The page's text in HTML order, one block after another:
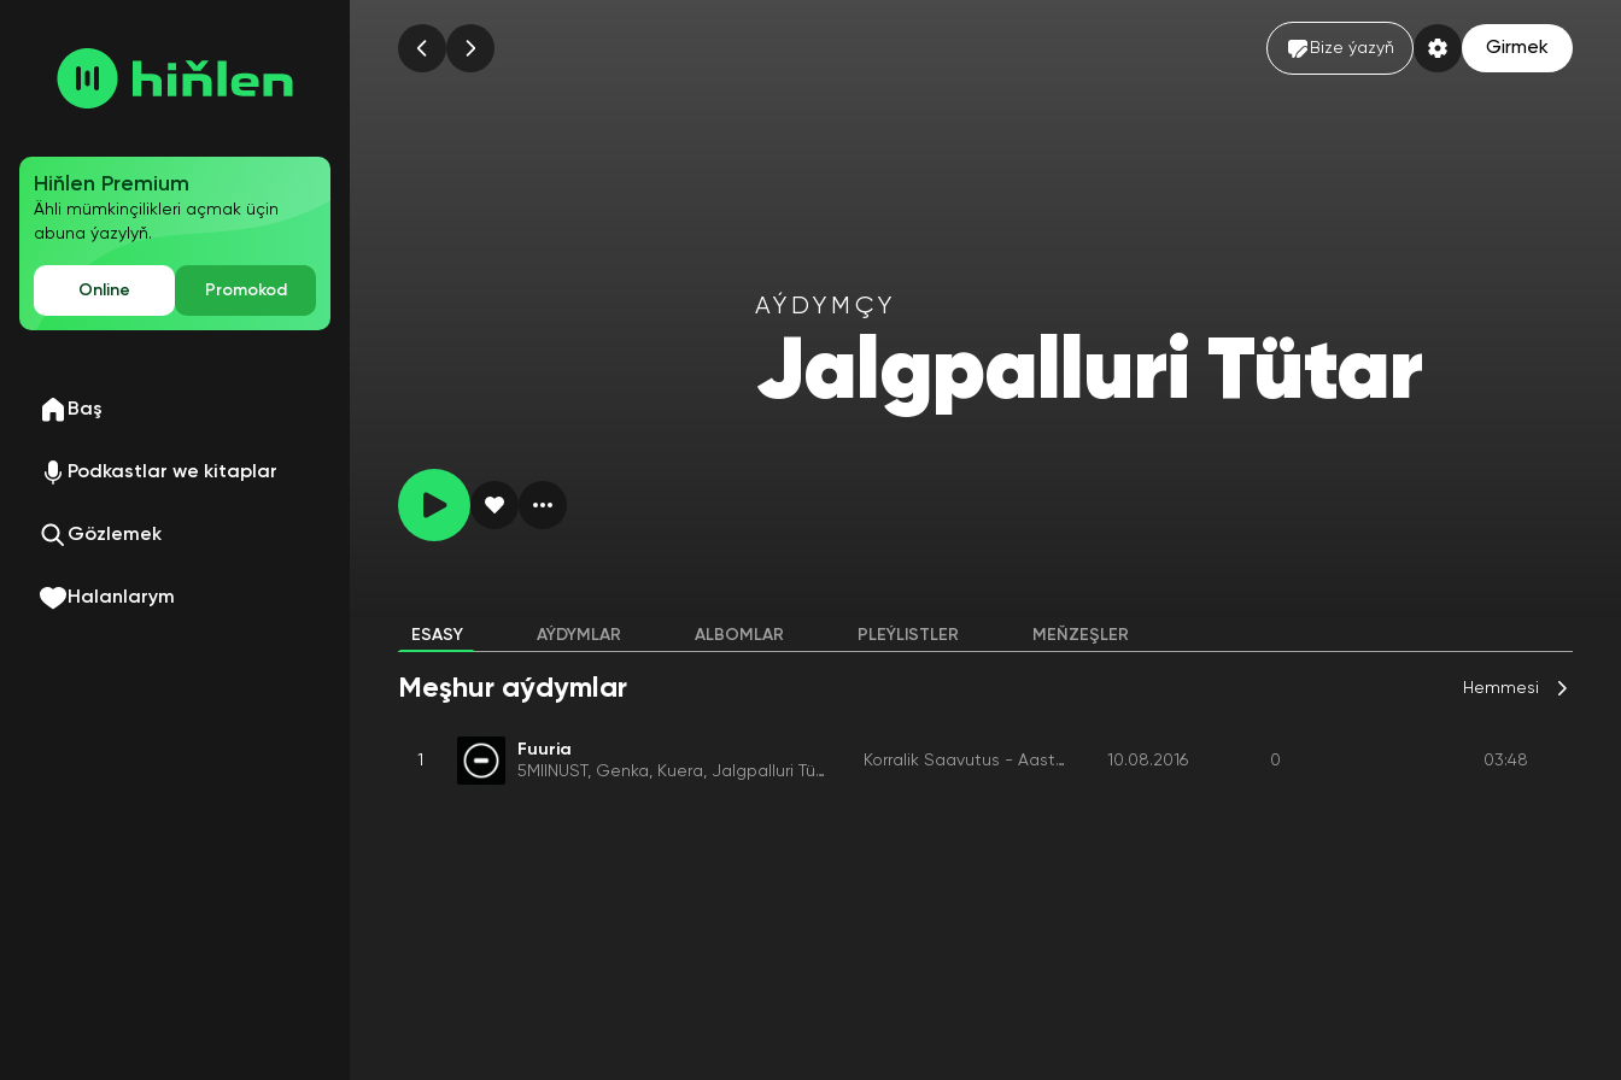
Hiňlen Premium
Ähli mümkinçilikleri açmak üçin
abuna ýazylyň.
Online Promokod
Baş
Podkastlar we kitaplar
Gözlemek
Halanlarym
Bize ýazyň Girmek
AÝDYMÇY
Jalgpalluri Tütar
ESASY AÝDYMLAR ALBOMLAR PLEÝLISTLER MEŇZEŞLER
Meşhur aýdymlar Hemmesi
1
Fuuria
5MIINUST
Genka Kuera Jalgpalluri Tütar
Korralik Saavutus - Aasta Plaat 10.08.2016 0 03:48